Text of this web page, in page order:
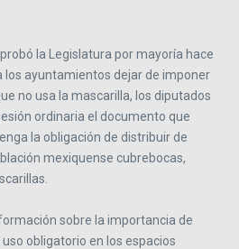
la Legislatura por mayoría hace
los ayuntamientos dejar de imponer
no usa la mascarilla, los diputados
ordinaria el documento que
la obligación de distribuir de
mexiquense cubrebocas,
sobre la importancia de
obligatorio en los espacios